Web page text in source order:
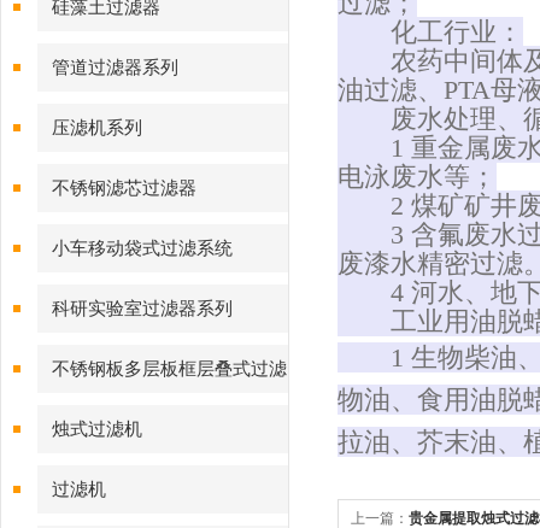
硅藻土过滤器
管道过滤器系列
压滤机系列
不锈钢滤芯过滤器
小车移动袋式过滤系统
科研实验室过滤器系列
不锈钢板多层板框层叠式过滤
器系列
烛式过滤机
过滤机
化工行业 ：
农药中间体及
油过滤、PTA母
废水处理、
1 重金属废水
电泳废水等；
2 煤矿矿井废
3 含氟废水过
废漆水精密过滤
4 河水、地下
工业用油脱蜡
1 生物柴油、
物油、食用油脱
拉油、芥末油、
上一篇： 贵金属提取烛式过